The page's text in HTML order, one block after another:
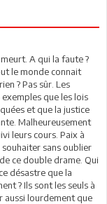
A qui la faute ?
le monde connait
? Pas sûr. Les
que les lois
et que la justice
Malheureusement
leurs cours. Paix à
sans oublier
ce double drame. Qui
désastre que la
? Ils sont les seuls à
aussi lourdement que